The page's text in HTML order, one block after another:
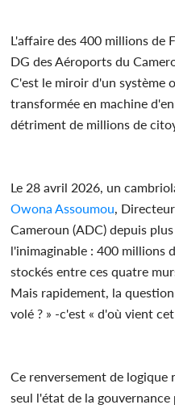
L'affaire des 400 millions de
DG des Aéroports du
C'est le miroir d'un système
transformée en machine
détriment de millions de
Le 28 avril 2026, un
Owona Assoumou,
Cameroun (ADC) depuis
l'inimaginable : 400 millions
stockés entre ces quatre
Mais rapidement, la
volé ? » -c'est « d'où vient
Ce renversement de logique
seul l'état de la